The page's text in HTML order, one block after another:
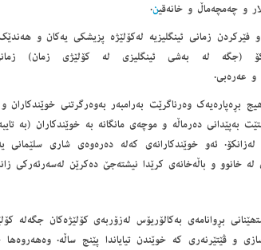
و چەمچەماڵ و خانەقین.
فێرکردن زمانی ئینگلیزیە لەکۆلێژە پزیشکی یەکان و
(جگە لە بەشی ئینگلیزی لە کۆلێژی زمان) زمانی
و عەرەبی.
بڕەپارەیەک وەرناگرێت بەرامبەر بەوەرگرتنی خوێندکاران و
بەپێدانی دەرماڵە و موچەی مانگانە بە خوێندکاران (بە
لەزانکۆ. ئەو خوێندکارانەی کەلە دەرەوەی شاری سلێمانی
لە خانوو و باڵەخانەی کرێدا نیشتەجێ دەکرێن لەسەرئەرکی
بڕوانامەی بەکالۆریۆس لەزۆربەی کۆلێژەکان
و ڤێتێرنەری کە خوێندن تیایاندا پێنج ساڵە. وەھەروەھا